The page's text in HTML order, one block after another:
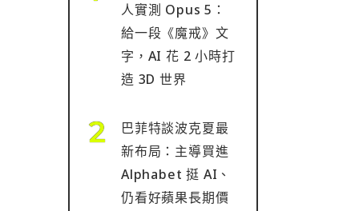
人實測 Opus 5：
給一段《魔戒》文
字，AI 花 2 小時打
造 3D 世界
巴菲特談波克夏最
新布局：主導買進
Alphabet 挺 AI、
仍看好蘋果長期價